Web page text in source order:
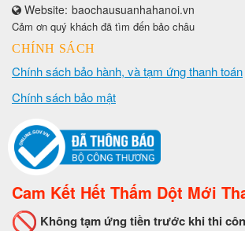
Website: baochausuanhahanoi.vn
Cảm ơn quý khách đã tìm đến bảo châu
CHÍNH SÁCH
Chính sách bảo hành, và tạm ứng thanh toán
Chính sách bảo mật
Cam Kết Hết Thấm Dột Mới
Không tạm ứng tiền trước khi thi